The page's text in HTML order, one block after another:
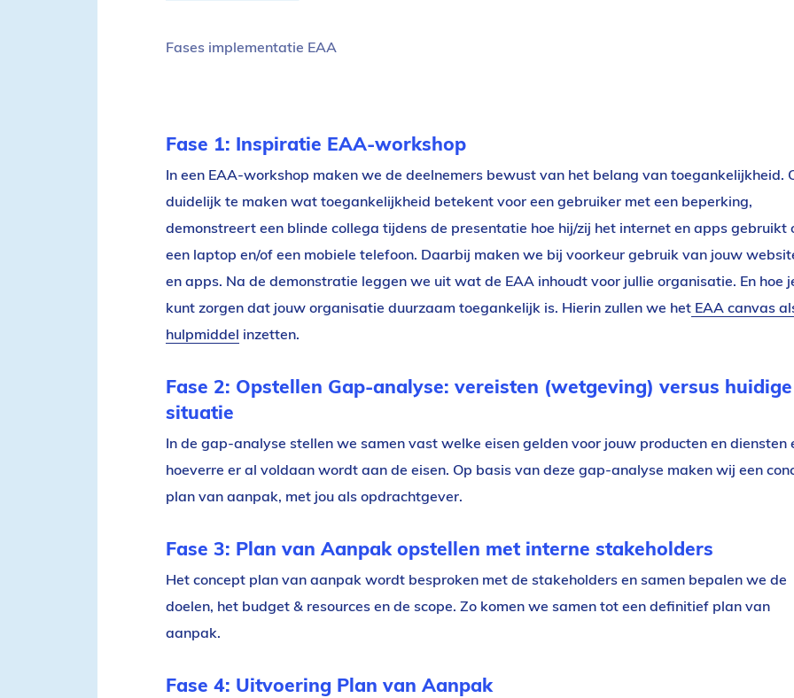
Fases implementatie EAA
5
Uitvoering
6
Implementatie
en
borging
Fase 1: Inspiratie EAA-workshop
In een EAA-workshop maken we de deelnemers bewust van het belang van toegankelijkheid.
duidelijk te maken wat toegankelijkheid betekent voor een gebruiker met een beperking,
demonstreert een blinde collega tijdens de presentatie hoe hij/zij het internet en apps gebruikt
een laptop en/of een mobiele telefoon. Daarbij maken we bij voorkeur gebruik van jouw
en apps. Na de demonstratie leggen we uit wat de EAA inhoudt voor jullie organisatie. En hoe
kunt zorgen dat jouw organisatie duurzaam toegankelijk is. Hierin zullen we hetEAA canvas
hulpmiddel inzetten.
Fase 2: Opstellen Gap-analyse: vereisten (wetgeving) versus huidige
situatie
In de gap-analyse stellen we samen vast welke eisen gelden voor jouw producten en diensten
hoeverre er al voldaan wordt aan de eisen. Op basis van deze gap-analyse maken wij een
plan van aanpak, met jou als opdrachtgever.
Fase 3: Plan van Aanpak opstellen met interne stakeholders
Het concept plan van aanpak wordt besproken met de stakeholders en samen bepalen we de
doelen, het budget & resources en de scope. Zo komen we samen tot een definitief plan van
aanpak.
Fase 4: Uitvoering Plan van Aanpak